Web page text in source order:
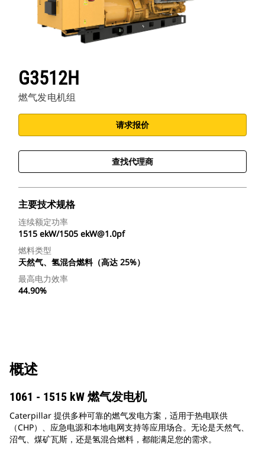
G3512H
燃气发电机组
请求报价
查找代理商
主要技术规格
连续额定功率
1515 ekW/1505 ekW@1.0pf
燃料类型
天然气、氢混合燃料（高达 25%）
最高电力效率
44.90%
概述
1061 - 1515 kW 燃气发电机
Caterpillar 提供多种可靠的燃气发电方案，适用于热电联供
（CHP）、应急电源和本地电网支持等应用场合。无论是天然气、
沼气、煤矿瓦斯，还是氢混合燃料，都能满足您的需求。